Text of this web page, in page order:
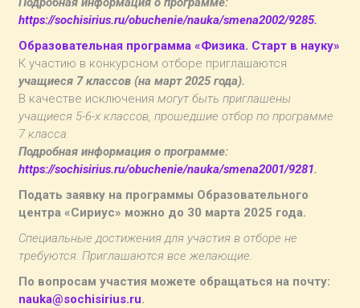
https://sochisirius.ru/obuchenie/nauka/smena2002/9285.
Образовательная программа «Физика. Старт в науку»
К участию в конкурсном отборе приглашаются
учащиеся 7 классов (на март 2025 года).
В качестве исключениямогут быть приглашены
учащиеся 5-6-х классов, прошедшие отбор по программе
7 класса.
Подробная информация о программе:
https://sochisirius.ru/obuchenie/nauka/smena2001/9281.
Подать заявку на программы Образовательного
центра «Сириус» можно до 30 марта 2025 года.
Специальные достижения для участия в отборе не
требуются. Приглашаются все желающие.
По вопросам участия можете обращаться на почту:
nauka@sochisirius.ru.